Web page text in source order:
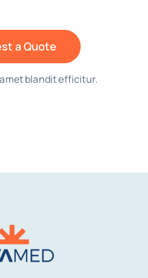
a Quote
blandit efficitur.